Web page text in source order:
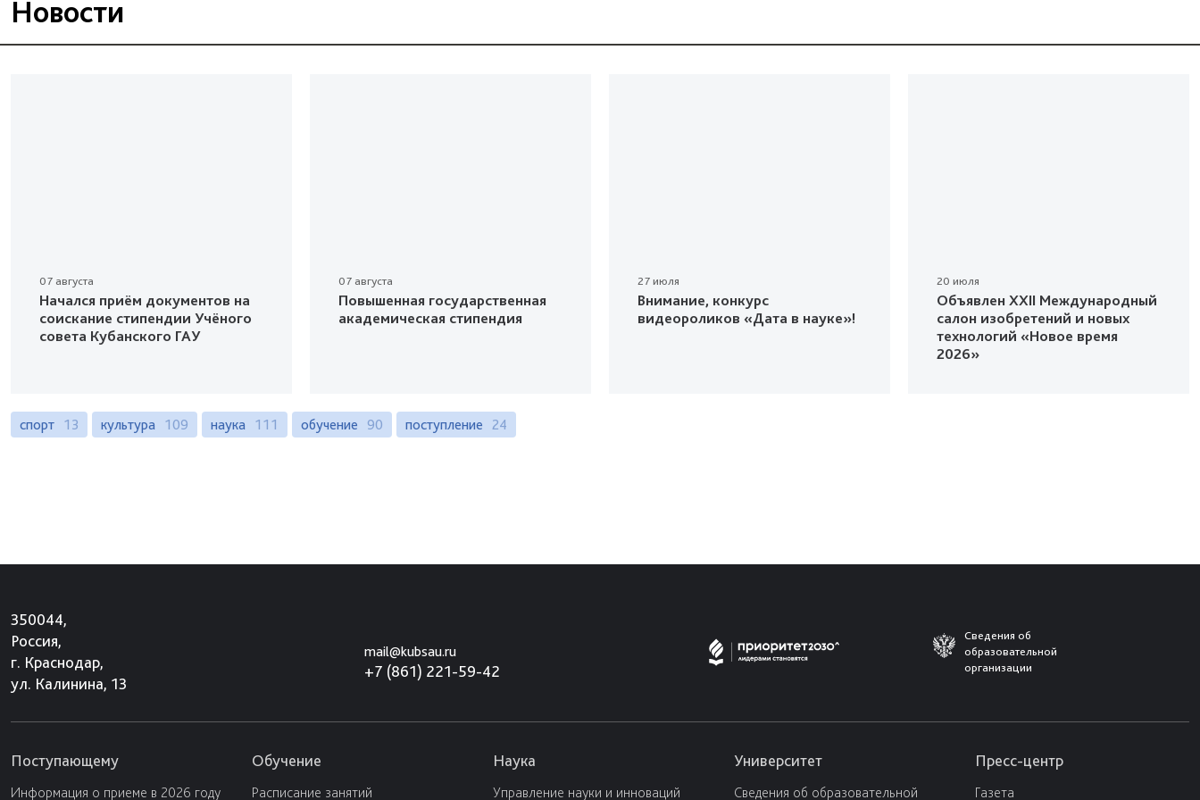
Новости
07 августа
Начался приём документов на
соискание стипендии Учёного
совета Кубанского ГАУ
07 августа
Повышенная государственная
академическая стипендия
27 июля
Внимание, конкурс
видеороликов «Дата в науке»!
20 июля
Объявлен XXII Международный
салон изобретений и новых
технологий «Новое время
2026»
спорт 13 культура 109 наука 111 обучение 90 поступление 24
350044,
Россия,
г. Краснодар,
ул. Калинина, 13
mail@kubsau.ru
+7 (861) 221-59-42
Сведения об
образовательной
организации
Поступающему
Информация о приеме в 2026 году
Обучение
Расписание занятий
Наука
Управление науки и инноваций
Университет
Сведения об образовательной
Пресс-центр
Газета